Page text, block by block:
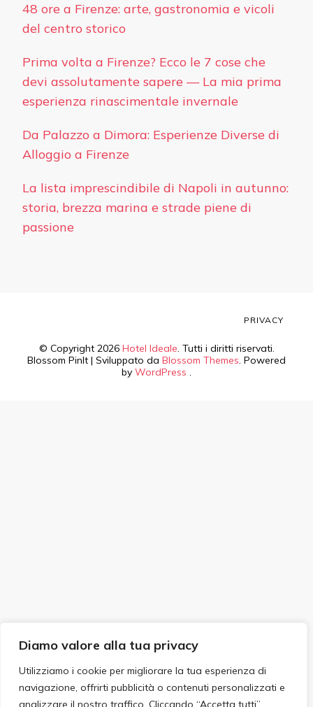
Diamo valore alla tua privacy
Utilizziamo i cookie per migliorare la tua esperienza di
navigazione, offrirti pubblicità o contenuti personalizzati e
analizzare il nostro traffico. Cliccando “Accetta tutti”,
48 ore a Firenze: arte, gastronomia e vicoli
del centro storico
Prima volta a Firenze? Ecco le 7 cose che
devi assolutamente sapere — La mia prima
esperienza rinascimentale invernale
Da Palazzo a Dimora: Esperienze Diverse di
Alloggio a Firenze
La lista imprescindibile di Napoli in autunno:
storia, brezza marina e strade piene di
passione
© Copyright 2026 Hotel Ideale. Tutti i diritti riservati.
Blossom PinIt | Sviluppato da Blossom Themes. Powered
by WordPress .
PRIVACY